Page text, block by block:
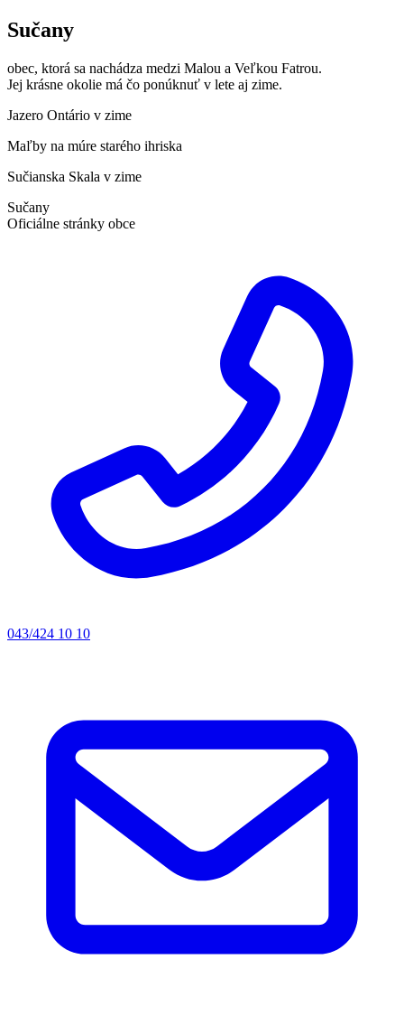
Sučany
obec, ktorá sa nachádza medzi Malou a Veľkou Fatrou.
Jej krásne okolie má čo ponúknuť v lete aj zime.
Jazero Ontário v zime
Maľby na múre starého ihriska
Sučianska Skala v zime
Sučany
Oficiálne stránky obce
043/424 10 10